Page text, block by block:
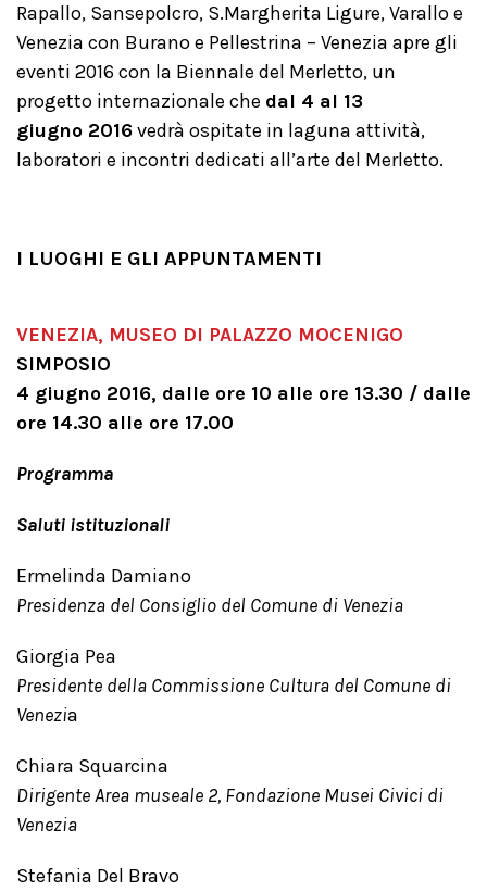
Rapallo, Sansepolcro, S.Margherita Ligure, Varallo e
Venezia con Burano e Pellestrina – Venezia apre gli
eventi 2016 con la Biennale del Merletto, un
progetto internazionale che dal 4 al 13
giugno 2016 vedrà ospitate in laguna attività,
laboratori e incontri dedicati all’arte del Merletto.
I LUOGHI E GLI APPUNTAMENTI
VENEZIA, MUSEO DI PALAZZO MOCENIGO
SIMPOSIO
4 giugno 2016, dalle ore 10 alle ore 13.30 / dalle
ore 14.30 alle ore 17.00
Programma
Saluti istituzionali
Ermelinda Damiano
Presidenza del Consiglio del Comune di Venezia
Giorgia Pea
Presidente della Commissione Cultura del Comune di
Venezia
Chiara Squarcina
Dirigente Area museale 2, Fondazione Musei Civici di
Venezia
Stefania Del Bravo